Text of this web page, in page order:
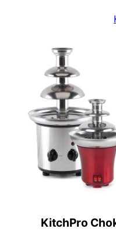
KitchPro